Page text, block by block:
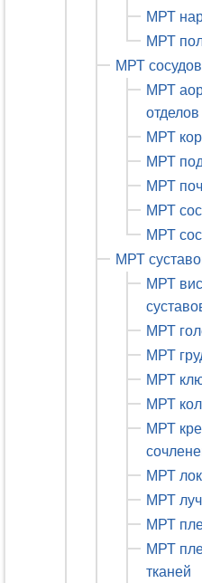
МРТ
МРТ
МРТ сосудов
МРТ
отделов
МРТ
МРТ
МРТ
МРТ
МРТ
МРТ
МРТ
МРТ
МРТ
МРТ
МРТ
МРТ
МРТ
МРТ
МРТ
МРТ
тканей